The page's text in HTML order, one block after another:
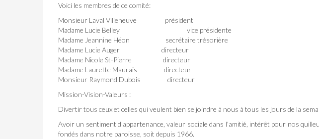
Voici les membres de ce comité:
Monsieur Laval Villeneuve président
Madame Lucie Belley vice présidente
Madame Jeannine Héon secrétaire trésorière
Madame Lucie Auger directeur
Madame Nicole St-Pierre directeur
Madame Laurette Maurais directeur
Monsieur Raymond Dubois directeur
Mission-Vision-Valeurs :
Divertir tous ceux et celles qui veulent bien se joindre à nous à tous les jours de la
Avoir un sentiment d'appartenance, valeur sociale dans l'amitié, intérêt pour nos
fondés dans notre paroisse, soit depuis 1966.